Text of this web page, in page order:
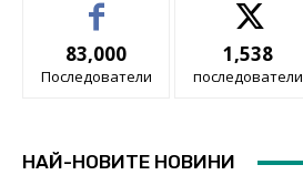
83,000
Последователи
1,538
последователи
НАЙ-НОВИТЕ НОВИНИ